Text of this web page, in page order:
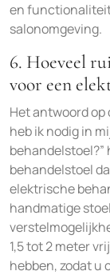
en
salonomgeving.
6. Hoeveel
voor een
Het antwoord op
heb ik nodig in
behandelstoel
elektrische
handmatige
1,5 tot 2 meter
hebben, zodat u